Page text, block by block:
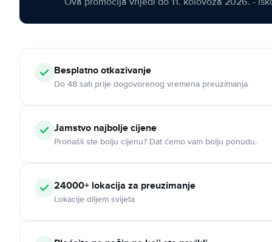
Besplatno otkazivanje
Do 48 sati prije dogovorenog vremena preuzimanja
Jamstvo najbolje cijene
Pronašli ste bolju cijenu? Dat ćemo vam bolju ponudu.
24000+ lokacija za preuzimanje
Lokacije diljem svijeta